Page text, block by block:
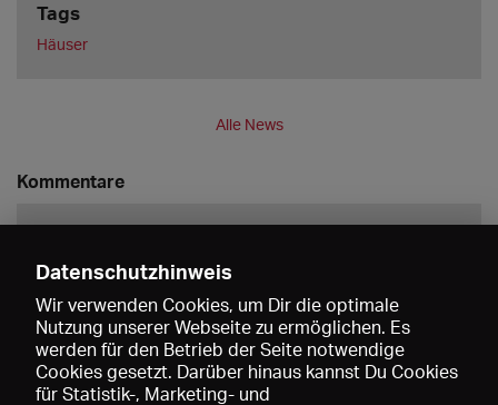
Tags
Häuser
Alle News
Kommentare
Speichern
Datenschutzhinweis
Wir verwenden Cookies, um Dir die optimale
Nutzung unserer Webseite zu ermöglichen. Es
werden für den Betrieb der Seite notwendige
Cookies gesetzt. Darüber hinaus kannst Du Cookies
für Statistik-, Marketing- und